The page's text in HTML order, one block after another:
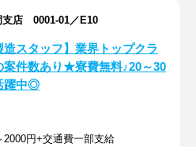
店 0001-01／E10
造スタッフ】業界トップクラ
案件数あり★寮費無料♪20～30
躍中◎
2000円+交通費一部支給